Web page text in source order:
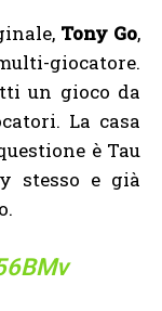
Tony Go,
giocatore.
un gioco da
La casa
è Tau
stesso e già